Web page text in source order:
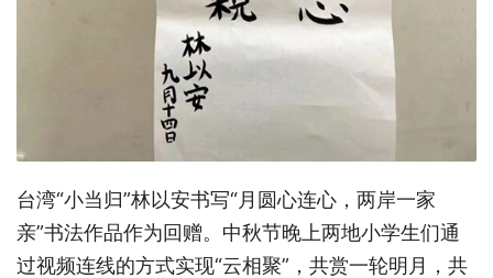
台湾“小当归”林以安书写“月圆心连心，两岸一家
亲”书法作品作为回赠。中秋节晚上两地小学生们通
过视频连线的方式实现“云相聚”，共赏一轮明月，共